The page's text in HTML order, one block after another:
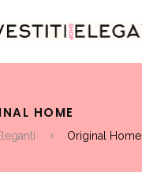
HOME
Original Home